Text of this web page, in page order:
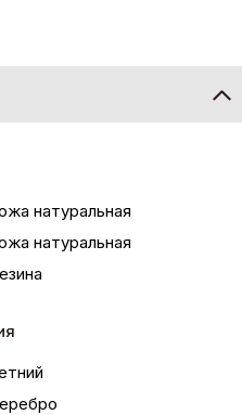
натуральная
натуральная